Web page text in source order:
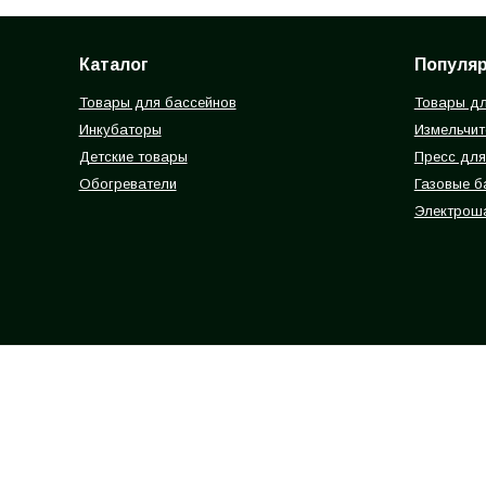
Каталог
Товары для бассейнов
Инкубаторы
Детские товары
Обогреватели
Товары
Пресс
Газовые